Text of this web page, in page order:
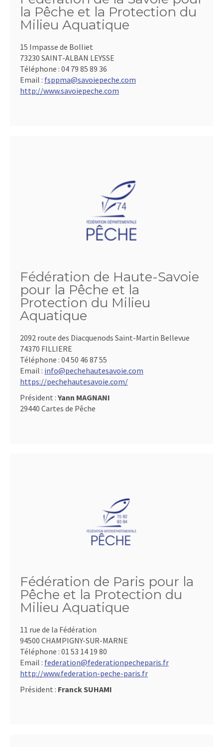
la Pêche et la Protection du
Milieu Aquatique
15 Impasse de Bolliet
73230 SAINT-ALBAN LEYSSE
Téléphone : 04 79 85 89 36
Email : fsppma@savoiepeche.com
http://www.savoiepeche.com
Fédération de Haute-Savoie
pour la Pêche et la
Protection du Milieu
Aquatique
2092 route des Diacquenods Saint-Martin Bellevue
74370 FILLIERE
Téléphone : 04 50 46 87 55
Email : info@pechehautesavoie.com
https://pechehautesavoie.com/
Président : Yann MAGNANI
29440 Cartes de Pêche
Fédération de Paris pour la
Pêche et la Protection du
Milieu Aquatique
11 rue de la Fédération
94500 CHAMPIGNY-SUR-MARNE
Téléphone : 01 53 14 19 80
Email : federation@federationpecheparis.fr
http://www.federation-peche-paris.fr
Président : Franck SUHAMI